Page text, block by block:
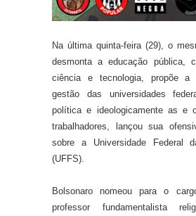
Na última quinta-feira (29), o
desmonta a educação pública,
ciência e tecnologia, propõe a
gestão das universidades
política e ideologicamente as e
trabalhadores, lançou sua
sobre a Universidade Federal
(UFFS).
Bolsonaro nomeou para o
professor fundamentalista